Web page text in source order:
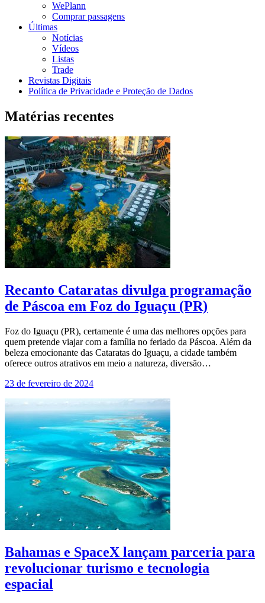
WePlann
Comprar passagens
Últimas
Notícias
Vídeos
Listas
Trade
Revistas Digitais
Política de Privacidade e Proteção de Dados
Matérias recentes
Recanto Cataratas divulga programação
de Páscoa em Foz do Iguaçu (PR)
Foz do Iguaçu (PR), certamente é uma das melhores opções para
quem pretende viajar com a família no feriado da Páscoa. Além da
beleza emocionante das Cataratas do Iguaçu, a cidade também
oferece outros atrativos em meio a natureza, diversão…
23 de fevereiro de 2024
Bahamas e SpaceX lançam parceria para
revolucionar turismo e tecnologia
espacial